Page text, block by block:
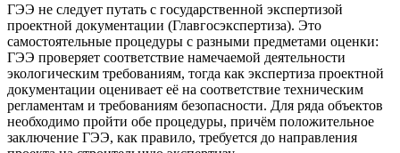
ГЭЭ не следует путать с государственной экспертизой
проектной документации (Главгосэкспертиза). Это
самостоятельные процедуры с разными предметами оценки:
ГЭЭ проверяет соответствие намечаемой деятельности
экологическим требованиям, тогда как экспертиза проектной
документации оценивает её на соответствие техническим
регламентам и требованиям безопасности. Для ряда объектов
необходимо пройти обе процедуры, причём положительное
заключение ГЭЭ, как правило, требуется до направления